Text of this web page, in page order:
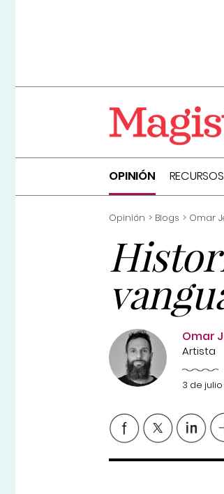
OPINIÓN RECURSOS
Opinión Blogs Omar
Omar
Artista
3 de